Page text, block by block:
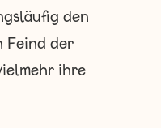
den
Feind der
ihre